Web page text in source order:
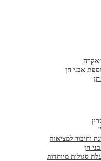
אבני חן
וחיבור למציאות
סגולות מיוחדות